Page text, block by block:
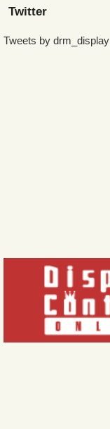
Twitter
Tweets by drm_display